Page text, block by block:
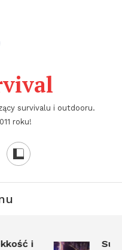
survivalu i outdooru.
roku!
i